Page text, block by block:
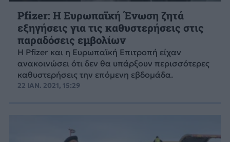
Pfizer: Η Ευρωπαϊκή Ένωση ζητά
εξηγήσεις για τις καθυστερήσεις στις
παραδόσεις εμβολίων
Η Pfizer και η Ευρωπαϊκή Επιτροπή είχαν
ανακοινώσει ότι δεν θα υπάρξουν περισσότερες
καθυστερήσεις την επόμενη εβδομάδα.
22 ΙΑΝ. 2021, 15:29